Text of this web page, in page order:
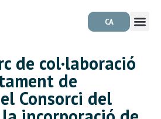
CA
de col·laboració
de
Consorci del